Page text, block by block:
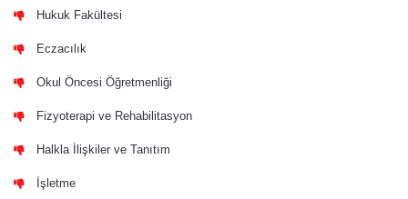
Hukuk Fakültesi
Eczacılık
Okul Öncesi Öğretmenliği
Fizyoterapi ve Rehabilitasyon
Halkla İlişkiler ve Tanıtım
İşletme